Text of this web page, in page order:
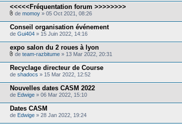
<<<<<Fréquentation forum >>>>>>>>
de momoy » 05 Oct 2021, 08:26
Conseil organisation événement
de Gui404 » 15 Juin 2022, 14:16
expo salon du 2 roues à lyon
de team-razbitume » 13 Mar 2022, 20:31
Recyclage directeur de Course
de shadocs » 15 Mar 2022, 12:52
Nouvelles dates CASM 2022
de Edwige » 06 Mar 2022, 15:10
Dates CASM
de Edwige » 28 Jan 2022, 19:24